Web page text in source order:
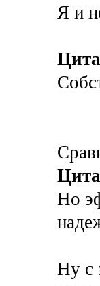
Я и
Но
Ну с